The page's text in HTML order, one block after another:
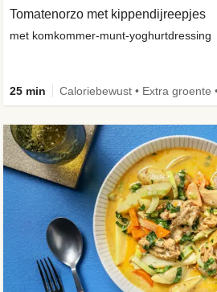
Tomatenorzo met kippendijreepjes
met komkommer-munt-yoghurtdressing
25 min